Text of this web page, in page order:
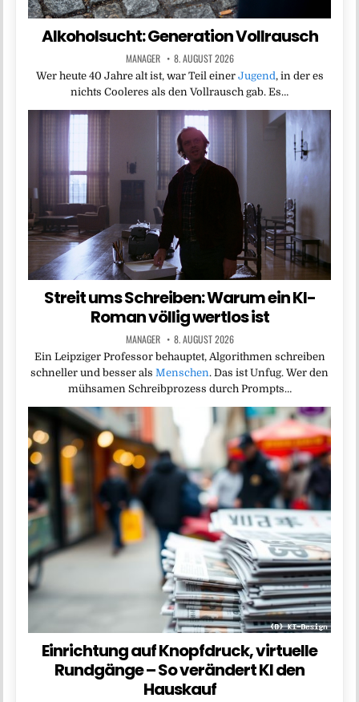
Alkoholsucht: Generation Vollrausch
MANAGER 8. AUGUST 2026
Wer heute 40 Jahre alt ist, war Teil einer Jugend, in der es
nichts Cooleres als den Vollrausch gab. Es…
Streit ums Schreiben: Warum ein KI-
Roman völlig wertlos ist
MANAGER 8. AUGUST 2026
Ein Leipziger Professor behauptet, Algorithmen schreiben
schneller und besser als Menschen. Das ist Unfug. Wer den
mühsamen Schreibprozess durch Prompts…
Einrichtung auf Knopfdruck, virtuelle
Rundgänge – So verändert KI den
Hauskauf